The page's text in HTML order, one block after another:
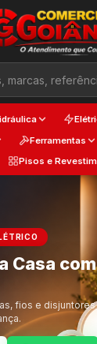
Ferramentas
Pisos e
Casa com
fios e
Cor e